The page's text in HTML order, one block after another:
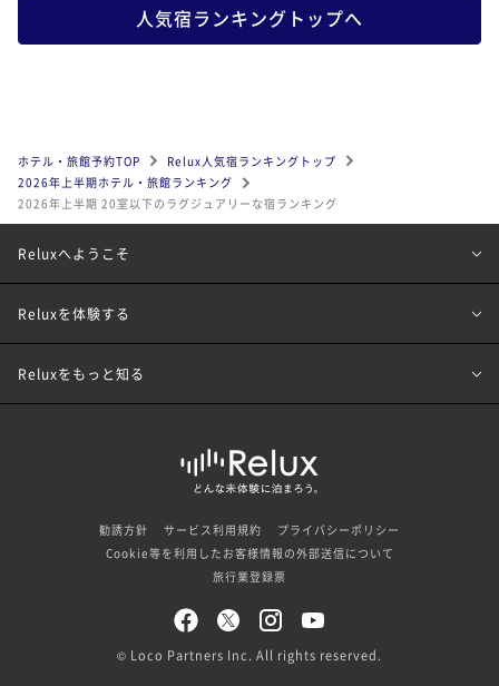
人気宿ランキングトップへ
ホテル・旅館予約TOP
Relux人気宿ランキングトップ
2026年上半期ホテル・旅館ランキング
2026年上半期 20室以下のラグジュアリーな宿ランキング
Reluxへようこそ
Reluxを体験する
Reluxをもっと知る
勧誘方針 サービス利用規約
プライバシーポリシー
Cookie等を利用したお客様情報の外部送信について
旅行業登録票
© Loco Partners Inc. All rights reserved.